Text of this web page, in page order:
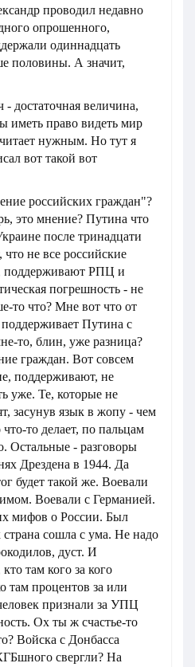
проводил недавно
опрошенного,
одиннадцать
половины. А значит,
достаточная величина,
иметь право видеть мир
нужным. Но тут я
вот такой вот
российских граждан"?
это мнение? Путина что
после тринадцати
что не все российские
поддерживают РПЦ и
погрешность - не
то что? Мне вот что от
Путина с
то, блин, уже разница?
граждан. Вот совсем
поддерживают, не
уже. Те, которые не
засунув язык в жопу - чем
то делает, по пальцам
Остальные - разговоры
Дрездена в 1944. Да
будет такой же. Воевали
Воевали с Германией.
мифов о России. Был
сошла с ума. Не надо
дуст. И
там кого за кого
там процентов за или
признали за УПЦ
Ох ты ж счастье-то
Войска с Донбасса
свергли? На